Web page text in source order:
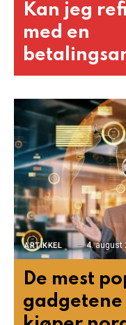
Kan jeg
med en
ARTIKKEL 4. august
De mest